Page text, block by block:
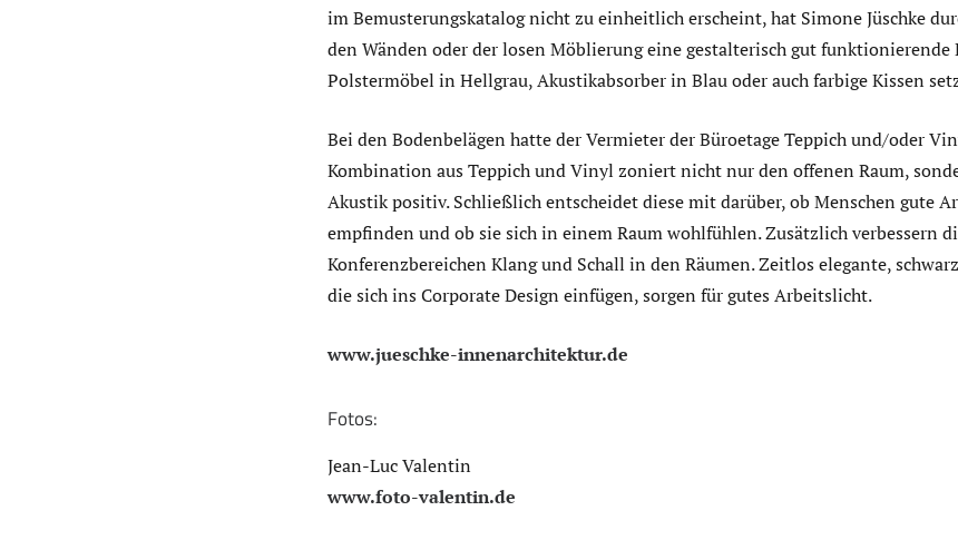
im Bemusterungskatalog nicht zu einheitlich erscheint, hat Simone Jüschke
den Wänden oder der losen Möblierung eine gestalterisch gut funktionierende
Polstermöbel in Hellgrau, Akustikabsorber in Blau oder auch farbige Kissen
Bei den Bodenbelägen hatte der Vermieter der Büroetage Teppich und/oder
Kombination aus Teppich und Vinyl zoniert nicht nur den offenen Raum,
Akustik positiv. Schließlich entscheidet diese mit darüber, ob Menschen gute
empfinden und ob sie sich in einem Raum wohlfühlen. Zusätzlich verbessern
Konferenzbereichen Klang und Schall in den Räumen. Zeitlos elegante,
die sich ins Corporate Design einfügen, sorgen für gutes Arbeitslicht.
www.jueschke-innenarchitektur.de
Fotos:
Jean-Luc Valentin
www.foto-valentin.de